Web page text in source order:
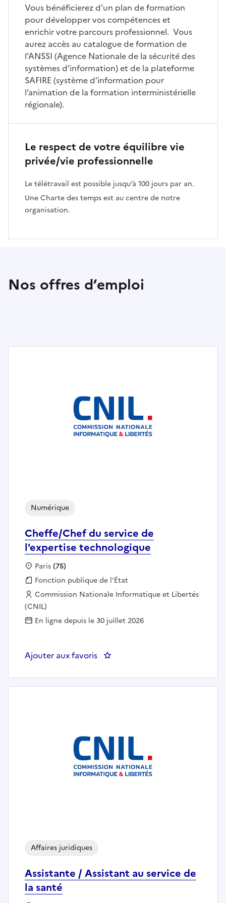
Vous bénéficierez d’un plan de formation
pour développer vos compétences et
enrichir votre parcours professionnel. Vous
aurez accès au catalogue de formation de
l’ANSSI (Agence Nationale de la sécurité des
systèmes d’information) et de la plateforme
SAFIRE (système d’information pour
l’animation de la formation interministérielle
régionale).
Le respect de votre équilibre vie
privée/vie professionnelle
Le télétravail est possible jusqu’à 100 jours par an.
Une Charte des temps est au centre de notre
organisation.
Nos offres d’emploi
Cheffe/Chef du service de
l'expertise technologique
Numérique
Localisation :
Paris(75)
Fonction publique :
Fonction publique de l'État
Employeur :
Commission Nationale Informatique et Libertés
(CNIL)
En ligne depuis le 30 juillet 2026
Ajouter aux favoris : Cheffe/Chef du service de
Assistante / Assistant au service de
la santé
Affaires juridiques